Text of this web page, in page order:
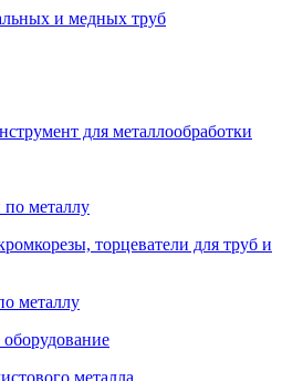
и медных труб
для металлообработки
металлу
торцеватели для труб и
металлу
металла